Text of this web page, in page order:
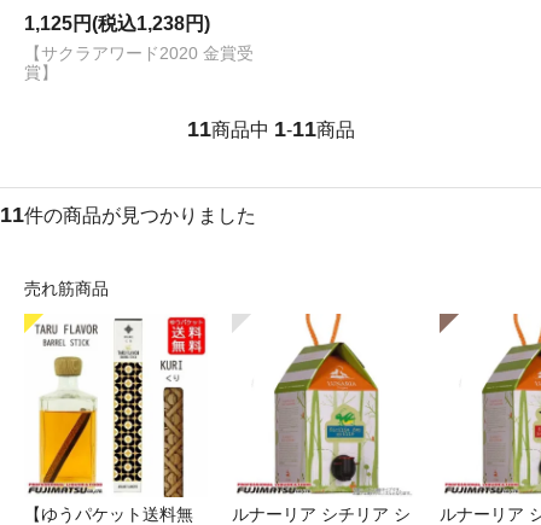
1,125円(税込1,238円)
【サクラアワード2020 金賞受
賞】
11商品中 1-11商品
11件の商品が見つかりました
売れ筋商品
【ゆうパケット送料無
ルナーリア シチリア シ
ルナーリア